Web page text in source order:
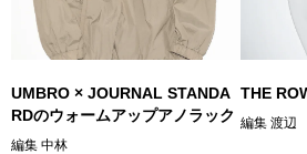
UMBRO × JOURNAL STANDA
RDのウォームアップアノラック
編集 中林
THE
編集 渡辺